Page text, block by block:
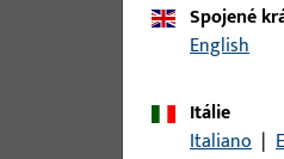
Spojené
English
Itálie
Italiano |